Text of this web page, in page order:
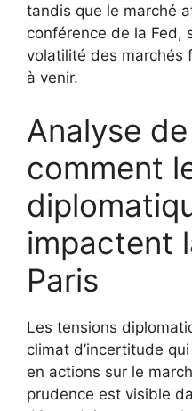
tandis que le marché
conférence de la Fed,
volatilité des marchés
à venir.
Analyse
comment
impactent
Paris
Les tensions
climat d’incertitude
en actions sur le
prudence est visible